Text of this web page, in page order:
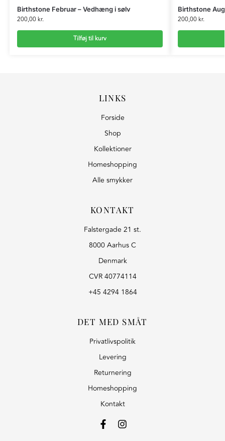
Birthstone Februar – Vedhæng i sølv
200,00kr.
Tilføj til kurv
Birthstone
200,00kr.
LINKS
Forside
Shop
Kollektioner
Homeshopping
Alle smykker
KONTAKT
Falstergade 21 st.
8000 Aarhus C
Denmark
CVR 40774114
+45 4294 1864
DET MED SMÅT
Privatlivspolitik
Levering
Returnering
Homeshopping
Kontakt